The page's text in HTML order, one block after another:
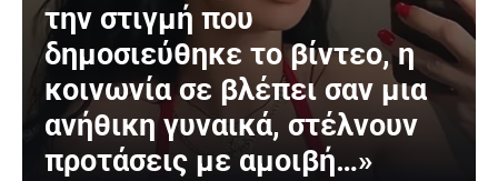
την στιγμή που
δημοσιεύθηκε το βίντεο, η
κοινωνία σε βλέπει σαν μια
ανήθικη γυναικά, στέλνουν
προτάσεις με αμοιβή…»